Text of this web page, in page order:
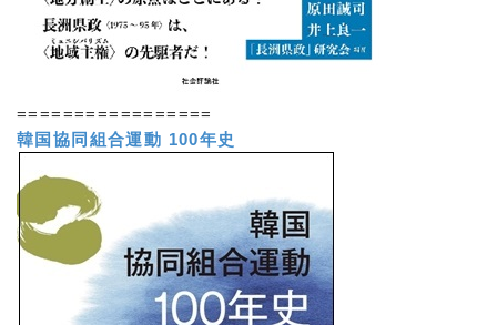
=================
韓国協同組合運動 100年史